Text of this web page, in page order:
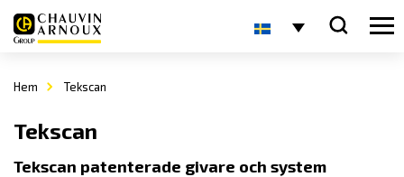
Hem Tekscan
Tekscan
Tekscan patenterade givare och system